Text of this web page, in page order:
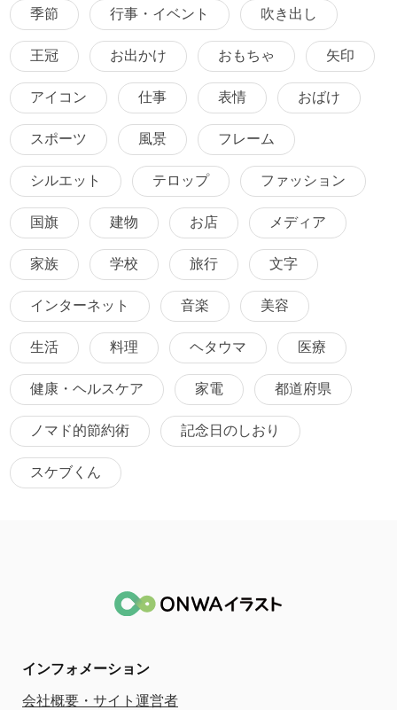
季節 行事・イベント 吹き出し
王冠 お出かけ おもちゃ 矢印
アイコン 仕事 表情 おばけ
スポーツ 風景 フレーム
シルエット テロップ ファッション
国旗 建物 お店 メディア
家族 学校 旅行 文字
インターネット 音楽 美容
生活 料理 ヘタウマ 医療
健康・ヘルスケア 家電 都道府県
ノマド的節約術 記念日のしおり
スケブくん
インフォメーション
会社概要・サイト運営者